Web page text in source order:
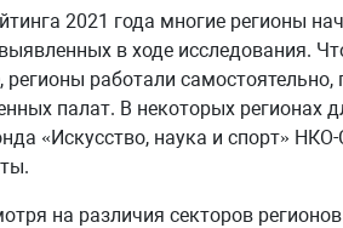
2021 года многие регионы
в ходе исследования.
регионы работали
палат. В некоторых регионах
«Искусство, наука и спорт»
на различия секторов